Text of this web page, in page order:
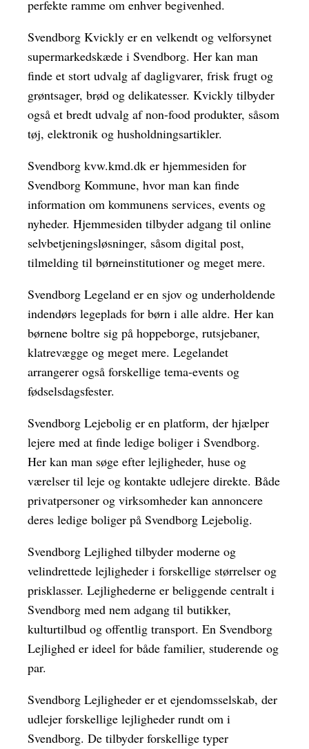
perfekte ramme om enhver begivenhed.
Svendborg Kvickly er en velkendt og velforsynet
supermarkedskæde i Svendborg. Her kan man
finde et stort udvalg af dagligvarer, frisk frugt og
grøntsager, brød og delikatesser. Kvickly tilbyder
også et bredt udvalg af non-food produkter, såsom
tøj, elektronik og husholdningsartikler.
Svendborg kvw.kmd.dk er hjemmesiden for
Svendborg Kommune, hvor man kan finde
information om kommunens services, events og
nyheder. Hjemmesiden tilbyder adgang til online
selvbetjeningsløsninger, såsom digital post,
tilmelding til børneinstitutioner og meget mere.
Svendborg Legeland er en sjov og underholdende
indendørs legeplads for børn i alle aldre. Her kan
børnene boltre sig på hoppeborge, rutsjebaner,
klatrevægge og meget mere. Legelandet
arrangerer også forskellige tema-events og
fødselsdagsfester.
Svendborg Lejebolig er en platform, der hjælper
lejere med at finde ledige boliger i Svendborg.
Her kan man søge efter lejligheder, huse og
værelser til leje og kontakte udlejere direkte. Både
privatpersoner og virksomheder kan annoncere
deres ledige boliger på Svendborg Lejebolig.
Svendborg Lejlighed tilbyder moderne og
velindrettede lejligheder i forskellige størrelser og
prisklasser. Lejlighederne er beliggende centralt i
Svendborg med nem adgang til butikker,
kulturtilbud og offentlig transport. En Svendborg
Lejlighed er ideel for både familier, studerende og
par.
Svendborg Lejligheder er et ejendomsselskab, der
udlejer forskellige lejligheder rundt om i
Svendborg. De tilbyder forskellige typer